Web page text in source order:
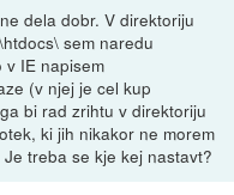
dela dobr. V direktoriju
sem naredu
v IE napisem
(v njej je cel kup
bi rad zrihtu v direktoriju
ki jih nikakor ne morem
treba se kje kej nastavt?